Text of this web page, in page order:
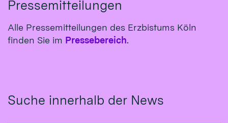
Pressemitteilungen
Alle Pressemitteilungen des Erzbistums Köln
finden Sie im Pressebereich.
Suche innerhalb der News